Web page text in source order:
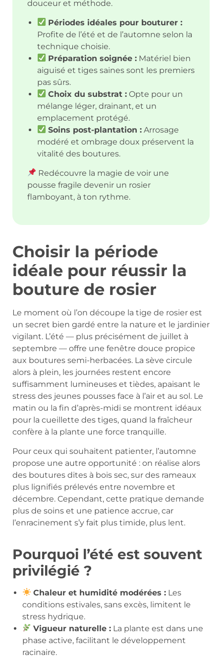
douceur et méthode.
Périodes idéales pour bouturer :
Profite de l’été et de l’automne selon la
technique choisie.
Préparation soignée : Matériel bien
aiguisé et tiges saines sont les premiers
pas sûrs.
Choix du substrat : Opte pour un
mélange léger, drainant, et un
emplacement protégé.
Soins post-plantation : Arrosage
modéré et ombrage doux préservent la
vitalité des boutures.
Redécouvre la magie de voir une
pousse fragile devenir un rosier
flamboyant, à ton rythme.
Choisir la période
idéale pour réussir la
bouture de rosier
Le moment où l’on découpe la tige de rosier est
un secret bien gardé entre la nature et le jardinier
vigilant. L’été — plus précisément de juillet à
septembre — offre une fenêtre douce propice
aux boutures semi-herbacées. La sève circule
alors à plein, les journées restent encore
suffisamment lumineuses et tièdes, apaisant le
stress des jeunes pousses face à l’air et au sol. Le
matin ou la fin d’après-midi se montrent idéaux
pour la cueillette des tiges, quand la fraîcheur
confère à la plante une force tranquille.
Pour ceux qui souhaitent patienter, l’automne
propose une autre opportunité : on réalise alors
des boutures dites à bois sec, sur des rameaux
plus lignifiés prélevés entre novembre et
décembre. Cependant, cette pratique demande
plus de soins et une patience accrue, car
l’enracinement s’y fait plus timide, plus lent.
Pourquoi l’été est souvent
privilégié ?
Chaleur et humidité modérées : Les
conditions estivales, sans excès, limitent le
stress hydrique.
Vigueur naturelle : La plante est dans une
phase active, facilitant le développement
racinaire.